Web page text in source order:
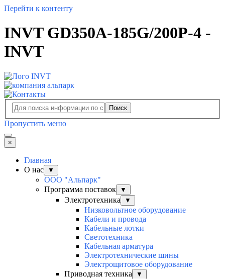
Перейти к контенту
INVT GD350A-185G/200P-4 -
INVT
Поиск
Пропустить меню
×
Главная
О нас
▼
ООО "Альпарк"
Программа поставок
▼
Электротехника ▼
Низковольтное оборудование
Кабели и провода
Кабельные лотки
Светотехника
Кабельная арматура
Электротехнические шины
Электрощитовое оборудование
Приводная техника
▼